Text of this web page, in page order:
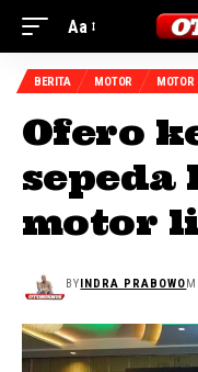
Aa
BERITA MOTOR MOTOR
Ofero
sepeda
motor
BYINDRA PRABOWO